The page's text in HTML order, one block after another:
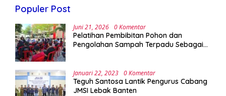
Populer Post
Juni 21, 2026 0 Komentar
Pelatihan Pembibitan Pohon dan
Pengolahan Sampah Terpadu Sebagai
Januari 22, 2023 0 Komentar
Teguh Santosa Lantik Pengurus Cabang
JMSI Lebak Banten